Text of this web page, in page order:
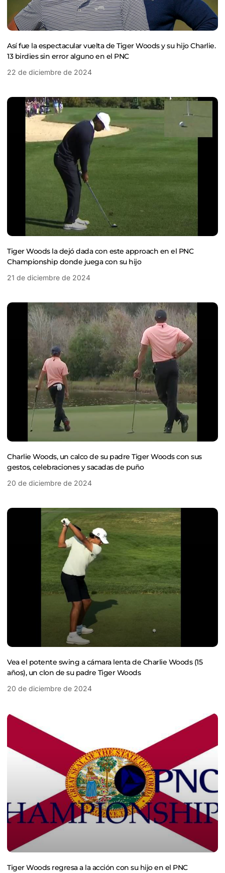
Así fue la espectacular vuelta de Tiger Woods y su hijo Charlie.
13 birdies sin error alguno en el PNC
22 de diciembre de 2024
Tiger Woods la dejó dada con este approach en el PNC
Championship donde juega con su hijo
21 de diciembre de 2024
Charlie Woods, un calco de su padre Tiger Woods con sus
gestos, celebraciones y sacadas de puño
20 de diciembre de 2024
Vea el potente swing a cámara lenta de Charlie Woods (15
años), un clon de su padre Tiger Woods
20 de diciembre de 2024
Tiger Woods regresa a la acción con su hijo en el PNC